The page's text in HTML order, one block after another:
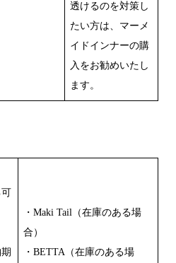
透けるのを対策し
たい方は、マーメ
イドインナーの購
入をお勧めいたし
ます。
・Maki Tail（在庫のある場
合）
・BETTA（在庫のある場